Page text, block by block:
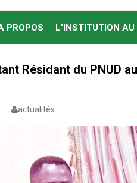
PROPOS L'INSTITUTION AU
Résidant du PNUD
actualités